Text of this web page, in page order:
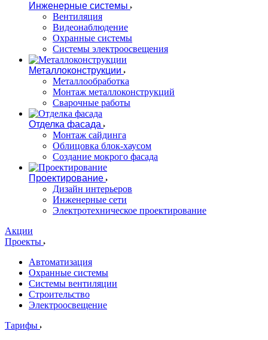
Инженерные системы
Вентиляция
Видеонаблюдение
Охранные системы
Системы электроосвещения
Металлоконструкции
Металлообработка
Монтаж металлоконструкций
Сварочные работы
Отделка фасада
Монтаж сайдинга
Облицовка блок-хаусом
Создание мокрого фасада
Проектирование
Дизайн интерьеров
Инженерные сети
Электротехническое проектирование
Акции
Проекты
Автоматизация
Охранные системы
Системы вентиляции
Строительство
Электроосвещение
Тарифы